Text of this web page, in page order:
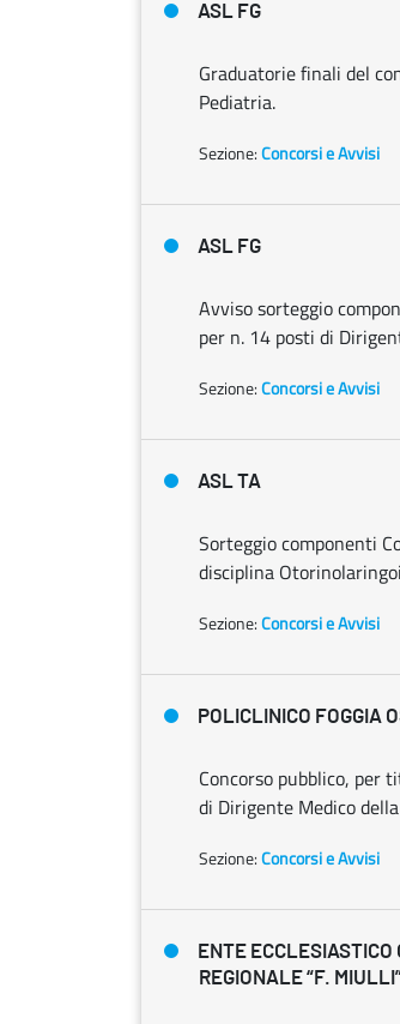
ASL FG
Graduatorie finali del
Pediatria.
Sezione:Concorsi e Avvisi
ASL FG
Avviso sorteggio
per n. 14 posti di
Sezione:Concorsi e Avvisi
ASL TA
Sorteggio componenti
disciplina
Sezione:Concorsi e Avvisi
POLICLINICO FOGGIA
Concorso pubblico, per
di Dirigente Medico
Sezione:Concorsi e Avvisi
ENTE
REGIONALE “F.